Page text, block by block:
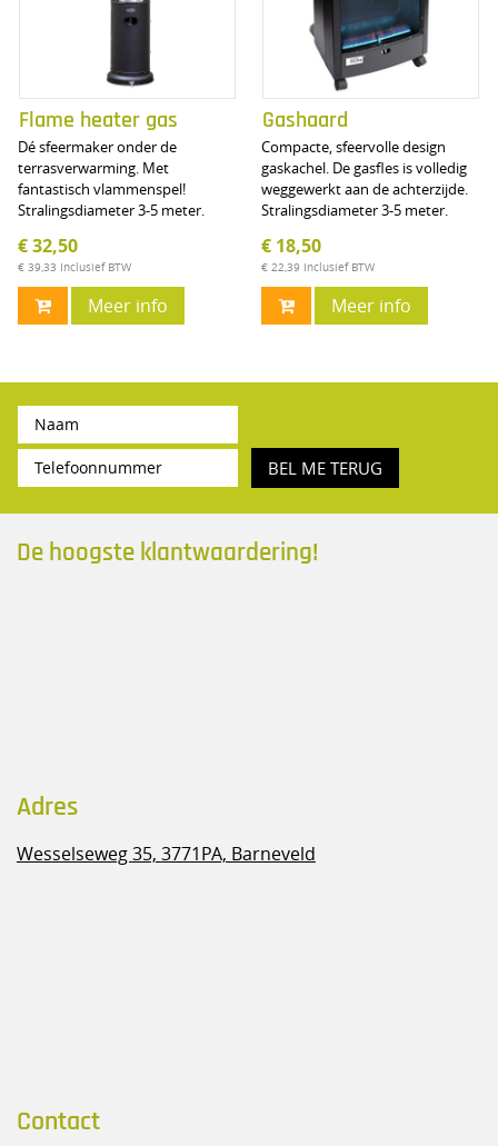
Flame heater gas
Dé sfeermaker onder de
terrasverwarming. Met
fantastisch vlammenspel!
Stralingsdiameter 3-5 meter.
€ 32,50
€ 39,33 Inclusief BTW
Meer info
Gashaard
Compacte, sfeervolle design
gaskachel. De gasfles is volledig
weggewerkt aan de achterzijde.
Stralingsdiameter 3-5 meter.
€ 18,50
€ 22,39 Inclusief BTW
Meer info
BEL ME TERUG
De hoogste klantwaardering!
Adres
Wesselseweg 35, 3771PA, Barneveld
Contact